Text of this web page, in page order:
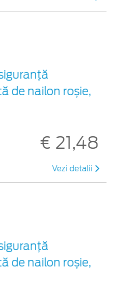
de nailon roșie,
€ 21,48
Vezi detalii
de nailon roșie,